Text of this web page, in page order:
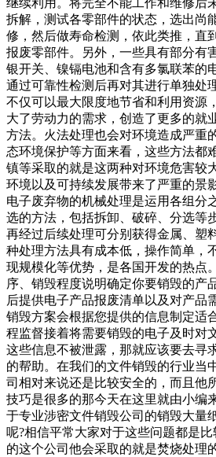
继续利用。将完全不能工作和维修后
拆解，测试各零部件的状态，选出尚
修，然后做寿命检测，依此类推，直
报废零部件。另外，一些具有部分有
银开关、镍镉电池和含有多氯联苯的
通过可靠性检测后再对其进行单独处
不仅可以最大限度地节省和利用资源
大了劳动力的需求，创造了更多的就
方法。火法处理也会对环境造成严重
态环境保护等方面来看，这些方法都
镇等采取的就是这两种对环境危害较
环境以及可持续发展带来了严重的景
电子废弃物的机械处理是运用各组分
选的方法，包括拆卸、破碎、分选等
再经过后续处理可分别获得金属、塑
种处理方法具有成本低，操作简单，
现规模化等优势，是各国开发的热点
序、销毁程度说明确定你要销毁的产
后提供电子产品报废清单以及对产品
销毁方案会根据您提供的信息制定适
程监督接着将需要销毁的电子及时对
这些信息不被泄露，那就应该要去寻
的帮助。在我们的文件销毁的行业当
司相对来说还是比较安全的，而且他
技巧是很多的那今天在这里就由小编
于专业涉密文件销毁公司的销毁大量
呢?相信平常大家对于这些问题都是
的这个公司他会采取的就是焚烧处理